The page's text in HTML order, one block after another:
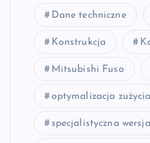
Dane techniczne
Konstrukcja
Mitsubishi Fuso
optymalizacja
specjalistyczna wersja